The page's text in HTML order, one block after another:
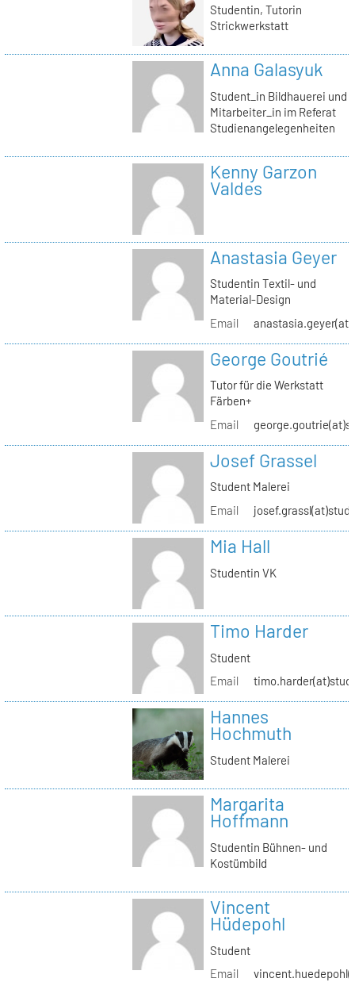
Studentin, Tutorin
Strickwerkstatt
Anna Galasyuk
Student_in Bildhauerei und
Mitarbeiter_in im Referat
Studienangelegenheiten
Kenny Garzon
Valdes
Anastasia Geyer
Studentin Textil- und
Material-Design
Email
George Goutrié
Tutor für die Werkstatt
Färben+
Email
Josef Grassel
Student Malerei
Email
Mia Hall
Studentin VK
Timo Harder
Student
Email
Hannes
Hochmuth
Student Malerei
Margarita
Hoffmann
Studentin Bühnen- und
Kostümbild
Vincent
Hüdepohl
Student
Email